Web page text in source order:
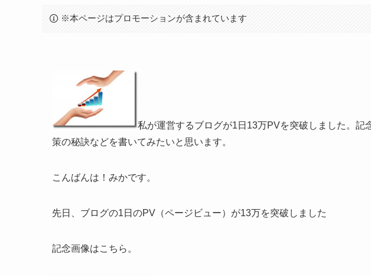
※本ページはプロモーションが含まれています
私が運営するブログが1日13万PVを突破しました。記
策の秘訣などを書いてみたいと思います。
こんばんは！みかです。
先日、ブログの1日のPV（ページビュー）が13万を突破しました
記念画像はこちら。